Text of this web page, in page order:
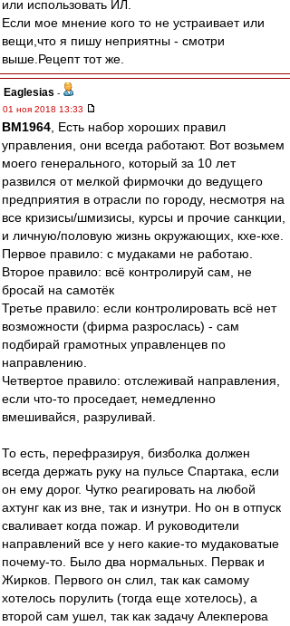
или использовать ИЛ.
Если мое мнение кого то не устраивает или
вещи,что я пишу неприятны - смотри
выше.Рецепт тот же.
Eaglesias -
01 ноя 2018 13:33
BM1964 , Есть набор хороших правил
управления, они всегда работают. Вот возьмем
моего генерального, который за 10 лет
развился от мелкой фирмочки до ведущего
предприятия в отрасли по городу, несмотря на
все кризисы/шмизисы, курсы и прочие санкции,
и личную/половую жизнь окружающих, кхе-кхе.
Первое правило: с мудаками не работаю.
Второе правило: всё контролируй сам, не
бросай на самотёк
Третье правило: если контролировать всё нет
возможности (фирма разрослась) - сам
подбирай грамотных управленцев по
направлению.
Четвертое правило: отслеживай направления,
если что-то проседает, немедленно
вмешивайся, разруливай.
То есть, перефразируя, бизболка должен
всегда держать руку на пульсе Спартака, если
он ему дорог. Чутко реагировать на любой
ахтунг как из вне, так и изнутри. Но он в отпуск
сваливает когда пожар. И руководители
направлений все у него какие-то мудаковатые
почему-то. Было два нормальных. Первак и
Жирков. Первого он слил, так как самому
хотелось порулить (тогда еще хотелось), а
второй сам ушел, так как задачу Алекперова